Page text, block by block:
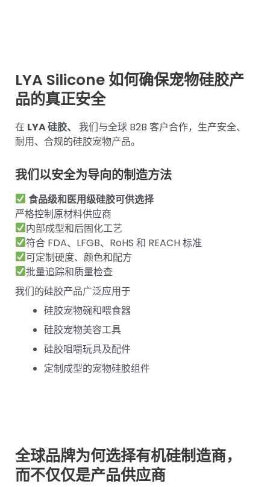
LYA Silicone 如何确保宠物硅胶产
品的真正安全
在 LYA 硅胶、
我们与全球 B2B 客户合作，生产安全、
耐用、合规的硅胶宠物产品。
我们以安全为导向的制造方法
食品级和医用级硅胶可供选择
严格控制原材料供应商
内部成型和后固化工艺
符合 FDA、LFGB、RoHS 和 REACH 标准
可定制硬度、颜色和配方
批量追踪和质量检查
我们的硅胶产品广泛应用于
硅胶宠物碗和喂食器
硅胶宠物美容工具
硅胶咀嚼玩具及配件
定制成型的宠物硅胶组件
全球品牌为何选择有机硅制造商，
而不仅仅是产品供应商